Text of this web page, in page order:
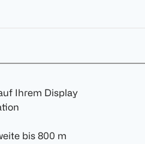
Ihrem Display
bis 800 m